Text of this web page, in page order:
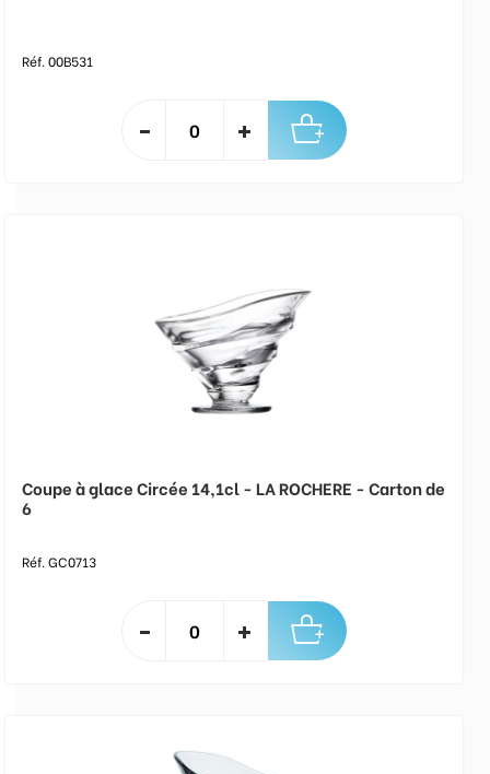
Réf. 00B531
Coupe à glace Circée 14,1cl - LA ROCHERE - Carton de
6
Réf. GC0713